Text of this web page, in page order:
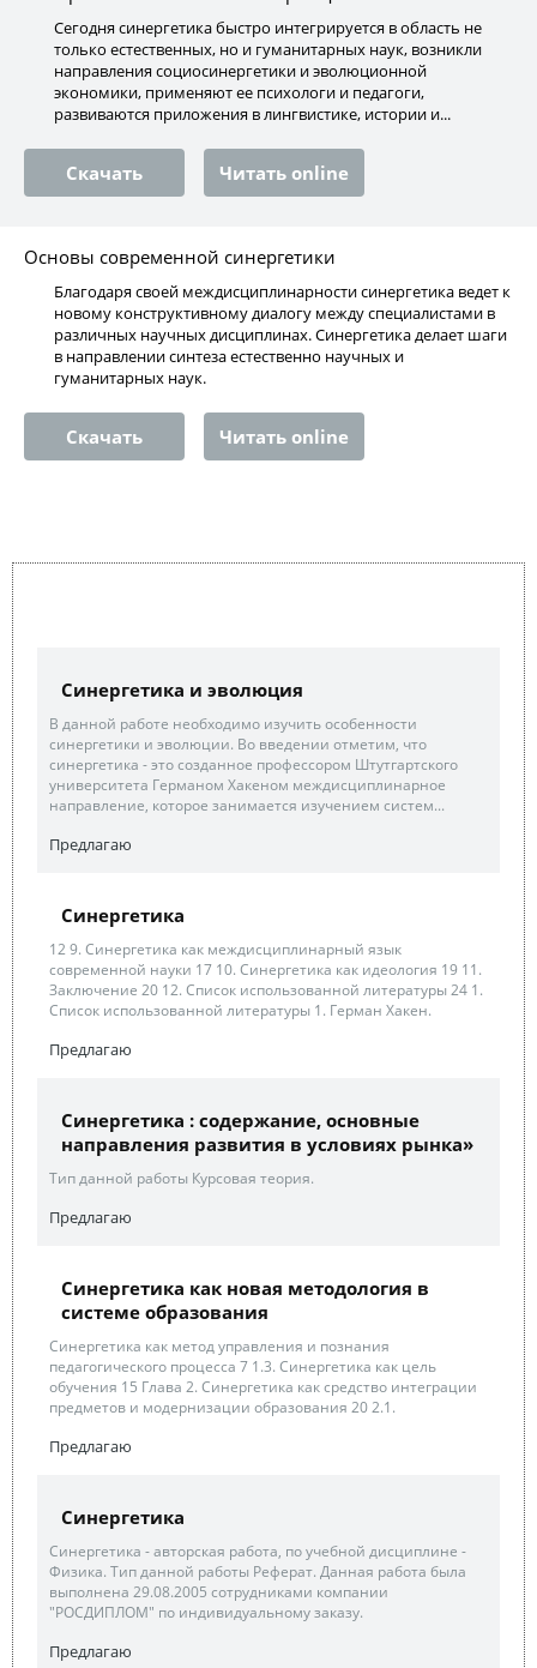
Сегодня синергетика быстро интегрируется в область не
только естественных, но и гуманитарных наук, возникли
направления социосинергетики и эволюционной
экономики, применяют ее психологи и педагоги,
развиваются приложения в лингвистике, истории и...
Скачать Читать online
Основы современной синергетики
Благодаря своей междисциплинарности синергетика ведет к
новому конструктивному диалогу между специалистами в
различных научных дисциплинах. Синергетика делает шаги
в направлении синтеза естественно научных и
гуманитарных наук.
Скачать Читать online
Синергетика и эволюция
В данной работе необходимо изучить особенности
синергетики и эволюции. Во введении отметим, что
синергетика - это созданное профессором Штутгартского
университета Германом Хакеном междисциплинарное
направление, которое занимается изучением систем...
Предлагаю
Синергетика
12 9. Синергетика как междисциплинарный язык
современной науки 17 10. Синергетика как идеология 19 11.
Заключение 20 12. Список использованной литературы 24 1.
Список использованной литературы 1. Герман Хакен.
Предлагаю
Синергетика : содержание, основные
направления развития в условиях рынка»
Тип данной работы Курсовая теория.
Предлагаю
Синергетика как новая методология в
системе образования
Синергетика как метод управления и познания
педагогического процесса 7 1.3. Синергетика как цель
обучения 15 Глава 2. Синергетика как средство интеграции
предметов и модернизации образования 20 2.1.
Предлагаю
Синергетика
Синергетика - авторская работа, по учебной дисциплине -
Физика. Тип данной работы Реферат. Данная работа была
выполнена 29.08.2005 сотрудниками компании
"РОСДИПЛОМ" по индивидуальному заказу.
Предлагаю